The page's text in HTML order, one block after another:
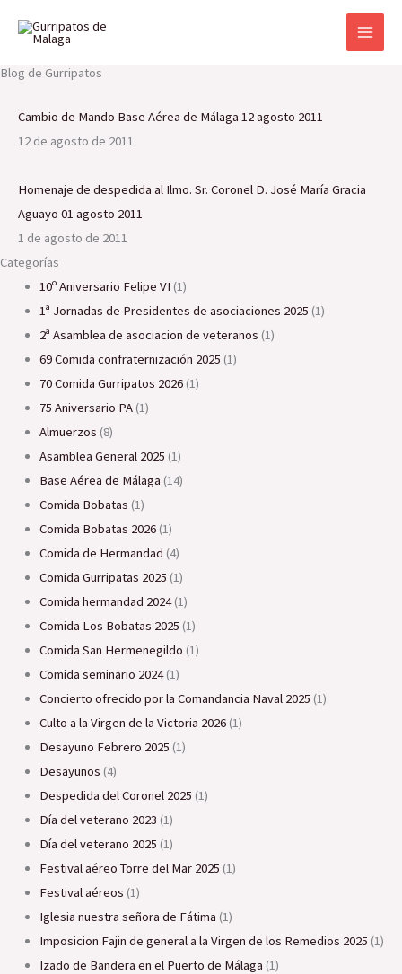
Blog de Gurripatos
Cambio de Mando Base Aérea de Málaga 12 agosto 2011
12 de agosto de 2011
Homenaje de despedida al Ilmo. Sr. Coronel D. José María Gracia
Aguayo 01 agosto 2011
1 de agosto de 2011
Categorías
10º Aniversario Felipe VI (1)
1ª Jornadas de Presidentes de asociaciones 2025 (1)
2ª Asamblea de asociacion de veteranos (1)
69 Comida confraternización 2025 (1)
70 Comida Gurripatos 2026(1)
75 Aniversario PA(1)
Almuerzos (8)
Asamblea General 2025 (1)
Base Aérea de Málaga (14)
Comida Bobatas (1)
Comida Bobatas 2026(1)
Comida de Hermandad (4)
Comida Gurripatas 2025 (1)
Comida hermandad 2024(1)
Comida Los Bobatas 2025 (1)
Comida San Hermenegildo (1)
Comida seminario 2024(1)
Concierto ofrecido por la Comandancia Naval 2025 (1)
Culto a la Virgen de la Victoria 2026(1)
Desayuno Febrero 2025 (1)
Desayunos (4)
Despedida del Coronel 2025 (1)
Día del veterano 2023 (1)
Día del veterano 2025 (1)
Festival aéreo Torre del Mar 2025 (1)
Festival aéreos (1)
Iglesia nuestra señora de Fátima (1)
Imposicion Fajin de general a la Virgen de los Remedios 2025 (1)
Izado de Bandera en el Puerto de Málaga (1)